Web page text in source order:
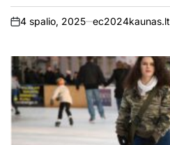
on
4 spalio, 2025 ec2024kaunas.lt